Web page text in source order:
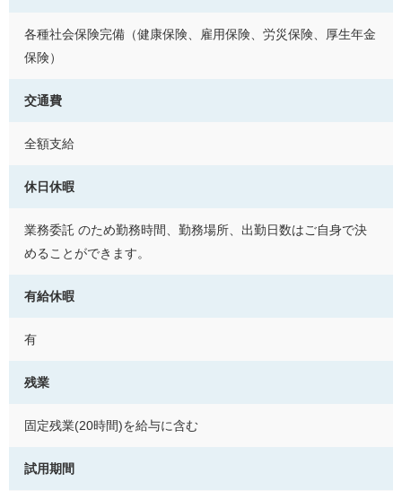
各種社会保険完備（健康保険、雇用保険、労災保険、厚生年金
保険）
交通費
全額支給
休日休暇
業務委託 のため勤務時間、勤務場所、出勤日数はご自身で決
めることができます。
有給休暇
有
残業
固定残業(20時間)を給与に含む
試用期間